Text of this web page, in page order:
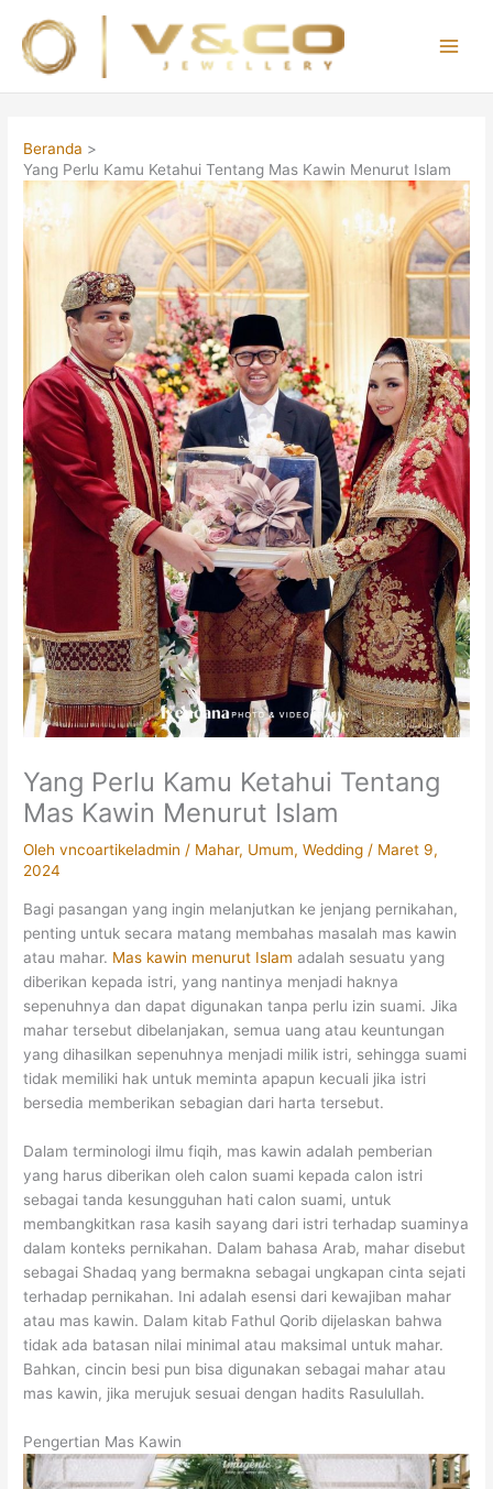
konten
Beranda
Yang Perlu Kamu Ketahui Tentang Mas Kawin Menurut Islam
Yang Perlu Kamu Ketahui Tentang
Mas Kawin Menurut Islam
Olehvncoartikeladmin/ Mahar, Umum,Wedding / Maret 9,
2024
Bagi pasangan yang ingin melanjutkan ke jenjang pernikahan,
penting untuk secara matang membahas masalah mas kawin
atau mahar. Mas kawin menurut Islam adalah sesuatu yang
diberikan kepada istri, yang nantinya menjadi haknya
sepenuhnya dan dapat digunakan tanpa perlu izin suami. Jika
mahar tersebut dibelanjakan, semua uang atau keuntungan
yang dihasilkan sepenuhnya menjadi milik istri, sehingga suami
tidak memiliki hak untuk meminta apapun kecuali jika istri
bersedia memberikan sebagian dari harta tersebut.
Dalam terminologi ilmu fiqih, mas kawin adalah pemberian
yang harus diberikan oleh calon suami kepada calon istri
sebagai tanda kesungguhan hati calon suami, untuk
membangkitkan rasa kasih sayang dari istri terhadap suaminya
dalam konteks pernikahan. Dalam bahasa Arab, mahar disebut
sebagai Shadaq yang bermakna sebagai ungkapan cinta sejati
terhadap pernikahan. Ini adalah esensi dari kewajiban mahar
atau mas kawin. Dalam kitab Fathul Qorib dijelaskan bahwa
tidak ada batasan nilai minimal atau maksimal untuk mahar.
Bahkan, cincin besi pun bisa digunakan sebagai mahar atau
mas kawin, jika merujuk sesuai dengan hadits Rasulullah.
Pengertian Mas Kawin